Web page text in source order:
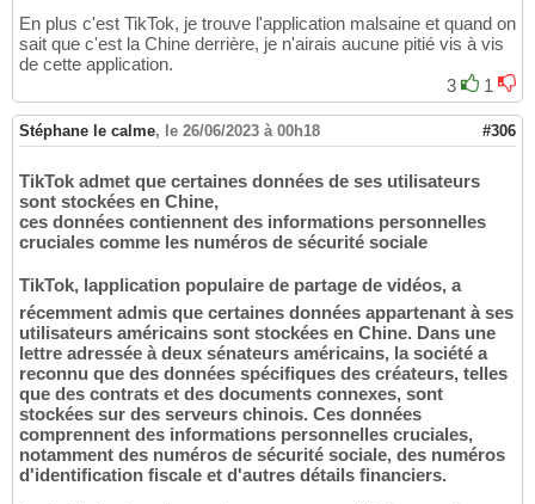
En plus c'est TikTok, je trouve l'application malsaine et quand on
sait que c'est la Chine derrière, je n'airais aucune pitié vis à vis
de cette application.
3
1
Stéphane le calme, le 26/06/2023 à 00h18 #306
TikTok admet que certaines données de ses utilisateurs
sont stockées en Chine,
ces données contiennent des informations personnelles
cruciales comme les numéros de sécurité sociale
TikTok, lapplication populaire de partage de vidéos, a
récemment admis que certaines données appartenant à ses
utilisateurs américains sont stockées en Chine. Dans une
lettre adressée à deux sénateurs américains, la société a
reconnu que des données spécifiques des créateurs, telles
que des contrats et des documents connexes, sont
stockées sur des serveurs chinois. Ces données
comprennent des informations personnelles cruciales,
notamment des numéros de sécurité sociale, des numéros
d'identification fiscale et d'autres détails financiers.